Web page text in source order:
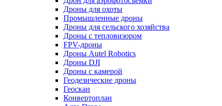
Дроны для охоты
Промышленные дроны
Дроны для сельского хозяйства
Дроны с тепловизором
FPV-дроны
Дроны Autel Robotics
Дроны DJI
Дроны с камерой
Геодезические дроны
Геоскан
Конвертоплан